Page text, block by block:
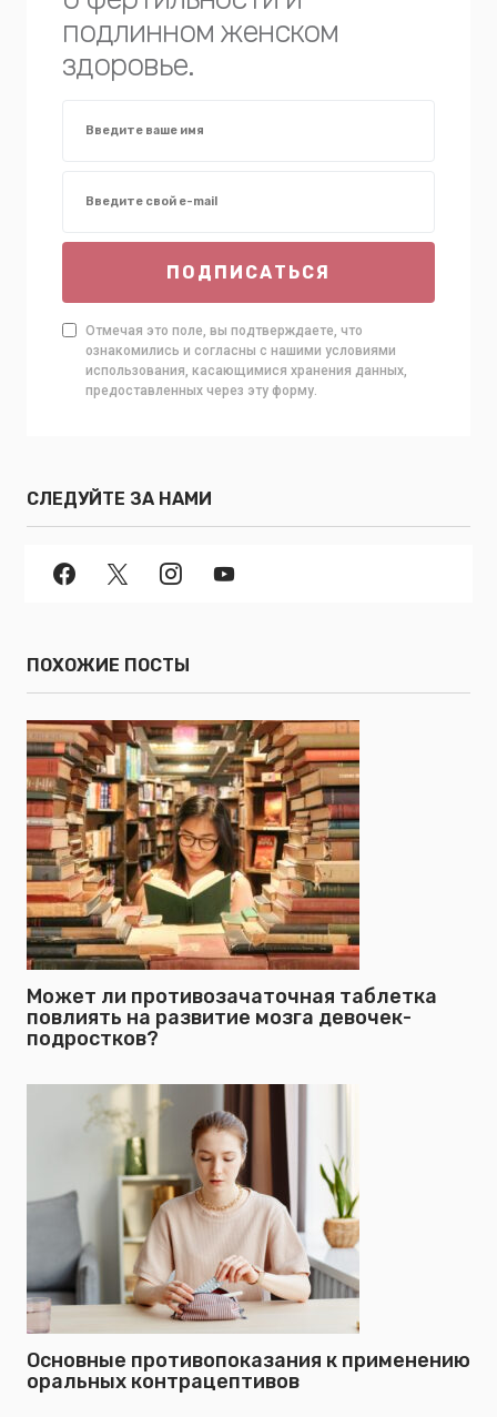
подлинном женском
здоровье.
ПОДПИСАТЬСЯ
Отмечая это поле, вы подтверждаете, что
ознакомились и согласны с нашими условиями
использования, касающимися хранения данных,
предоставленных через эту форму.
СЛЕДУЙТЕ ЗА НАМИ
ПОХОЖИЕ ПОСТЫ
Может ли противозачаточная таблетка
повлиять на развитие мозга девочек-
подростков?
Основные противопоказания к применению
оральных контрацептивов